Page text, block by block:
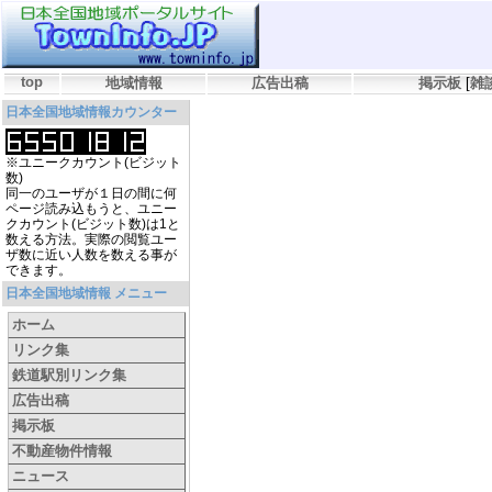
top 地域情報 広告出稿 掲示板 [雑
日本全国地域情報カウンター
※ユニークカウント(ビジット
数)
同一のユーザが１日の間に何
ページ読み込もうと、ユニー
クカウント(ビジット数)は1と
数える方法。実際の閲覧ユー
ザ数に近い人数を数える事が
できます。
日本全国地域情報 メニュー
ホーム
リンク集
鉄道駅別リンク集
広告出稿
掲示板
不動産物件情報
ニュース